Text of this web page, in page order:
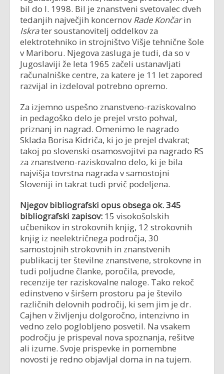
bil do l. 1998. Bil je znanstveni svetovalec dveh
tedanjih največjih koncernovRade Končarin
Iskrater soustanovitelj oddelkov za
elektrotehniko in strojništvo Višje tehnične šole
v Mariboru. Njegova zasluga je tudi, da so v
Jugoslaviji že leta 1965 začeli ustanavljati
računalniške centre, za katere je 11 let zapored
razvijal in izdeloval potrebno opremo.
Za izjemno uspešno znanstveno-raziskovalno
in pedagoško delo je prejel vrsto pohval,
priznanj in nagrad. Omenimo le nagrado
Sklada Borisa Kidriča, ki jo je prejel dvakrat;
takoj po slovenski osamosvojitvi pa nagrado RS
za znanstveno-raziskovalno delo, ki je bila
najvišja tovrstna nagrada v samostojni
Sloveniji in takrat tudi prvič podeljena.
Njegov bibliografski opus obsega ok. 345
bibliografski zapisov: 15 visokošolskih
učbenikov in strokovnih knjig, 12 strokovnih
knjig iz neelektričnega področja, 30
samostojnih strokovnih in znanstvenih
publikacij ter številne znanstvene, strokovne in
tudi poljudne članke, poročila, prevode,
recenzije ter raziskovalne naloge. Tako rekoč
edinstveno v širšem prostoru pa je število
različnih delovnih področij, ki sem jim je dr.
Cajhen v življenju dolgoročno, intenzivno in
vedno zelo poglobljeno posvetil. Na vsakem
področju je prispeval nova spoznanja, rešitve
ali izume. Svoje prispevke in pomembne
novosti je redno objavljal doma in na tujem.